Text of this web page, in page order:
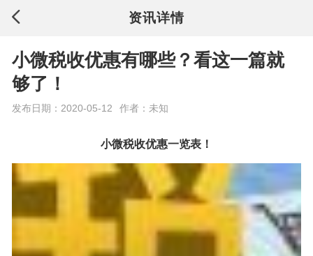
资讯详情
小微税收优惠有哪些？看这一篇就
够了！
发布日期：2020-05-12 作者：未知
小微税收优惠一览表！